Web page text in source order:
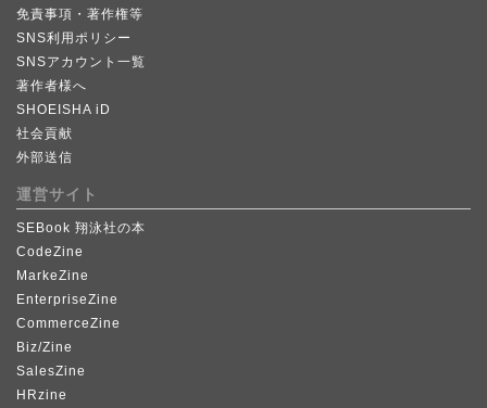
免責事項・著作権等
SNS利用ポリシー
SNSアカウント一覧
著作者様へ
SHOEISHA iD
社会貢献
外部送信
運営サイト
SEBook 翔泳社の本
CodeZine
MarkeZine
EnterpriseZine
CommerceZine
Biz/Zine
SalesZine
HRzine